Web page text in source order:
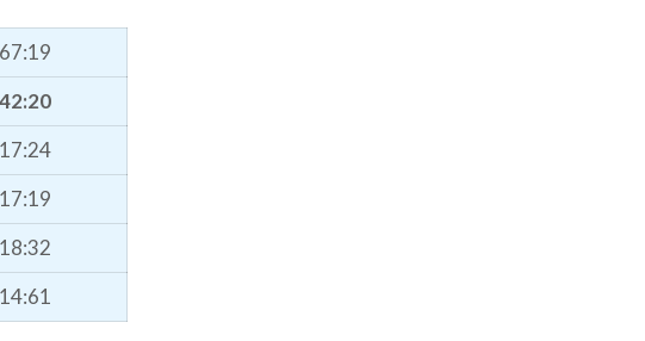
67:19
42:20
17:24
17:19
18:32
14:61